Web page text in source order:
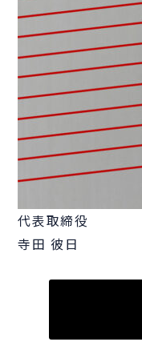
代表取締役
寺田 彼日